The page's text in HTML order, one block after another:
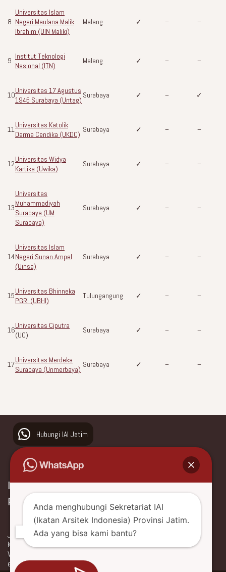
8
Universitas Islam
Negeri Maulana Malik
Ibrahim (UIN Maliki)
Malang ✓ – –
9 Institut Teknologi
Nasional (ITN)
Malang ✓ – –
10Universitas 17 Agustus
1945 Surabaya (Untag)
Surabaya ✓ – ✓
11Universitas Katolik
Darma Cendika (UKDC)
Surabaya ✓ – –
12Universitas Widya
Kartika (Uwika)
Surabaya ✓ – –
13
Universitas
Muhammadiyah
Surabaya (UM
Surabaya)
Surabaya ✓ – –
14
Universitas Islam
Negeri Sunan Ampel
(Uinsa)
Surabaya ✓ – –
15Universitas Bhinneka
PGRI (UBHI)
Tulungangung ✓ – –
16Universitas Ciputra
(UC)
Surabaya ✓ – –
17Universitas Merdeka
Surabaya (Unmerbaya)
Surabaya ✓ – –
Hubungi IAI Jatim
Ikatan Arsitek Indonesia
Provinsi Jawa Timur
Jl. Ngagel Jaya Utara No. 66
Kota Surabaya, Jawa Timur, Indonesia
WhatsApp +62 877 0477 3088
email: iaijatim.sekret@gmail.com
Anda menghubungi Sekretariat IAI
(Ikatan Arsitek Indonesia) Provinsi Jatim.
Ada yang bisa kami bantu?